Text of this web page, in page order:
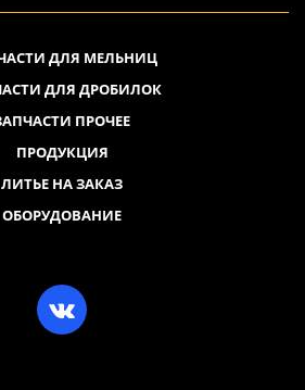
ДЛЯ МЕЛЬНИЦ
ДЛЯ ДРОБИЛОК
ПРОЧЕЕ
ПРОДУКЦИЯ
ЛИТЬЕ НА ЗАКАЗ
ОБОРУДОВАНИЕ